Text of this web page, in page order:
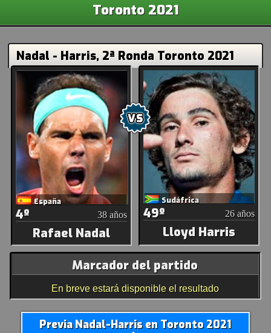
Toronto 2021
Nadal - Harris, 2ª Ronda Toronto 2021
España
4º 38 años
Rafael Nadal
Sudáfrica
49º 26 años
Lloyd Harris
Marcador del partido
En breve estará disponible el resultado
Previa Nadal-Harris en Toronto 2021